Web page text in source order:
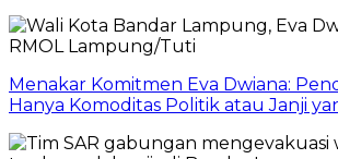
Menakar Komitmen Eva Dwiana:
Hanya Komoditas Politik atau Janji